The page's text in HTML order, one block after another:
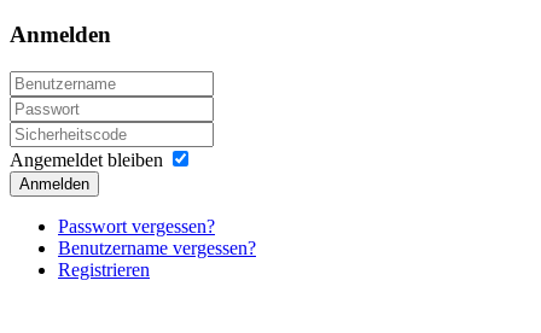
Anmelden
Angemeldet bleiben
Anmelden
Passwort vergessen?
Benutzername vergessen?
Registrieren